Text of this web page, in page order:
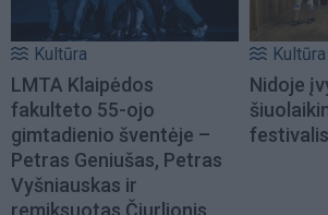
Kultūra
LMTA Klaipėdos
fakulteto 55-ojo
gimtadienio šventėje –
Petras Geniušas, Petras
Vyšniauskas ir
remiksuotas Čiurlionis
Kultūra
Nidoje